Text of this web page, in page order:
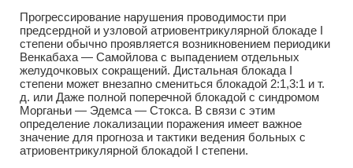
Прогрессирование нарушения проводимости при
предсердной и узловой атриовентрикулярной блокаде I
степени обычно проявляется возникновением периодики
Венкабаха — Самойлова с выпадением отдельных
желудочковых сокращений. Дистальная блокада I
степени может внезапно смениться блокадой 2:1,3:1 и т.
д. или Даже полной поперечной блокадой с синдромом
Морганьи — Эдемса — Стокса. В связи с этим
определение локализации поражения имеет важное
значение для прогноза и тактики ведения больных с
атриовентрикулярной блокадой I степени.